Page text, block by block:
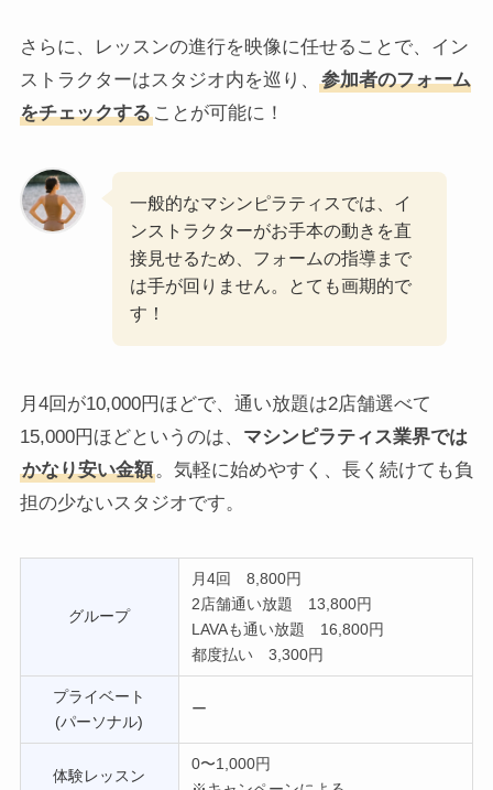
さらに、レッスンの進行を映像に任せることで、イン
ストラクターはスタジオ内を巡り、
参加者のフォーム
をチェックすることが可能に！
一般的なマシンピラティスでは、イ
ンストラクターがお手本の動きを直
接見せるため、フォームの指導まで
は手が回りません。とても画期的で
す！
月4回が10,000円ほどで、通い放題は2店舗選べて
15,000円ほどというのは、 マシンピラティス業界では
かなり安い金額。気軽に始めやすく、長く続けても負
担の少ないスタジオです。
グループ
月4回 8,800円
2店舗通い放題 13,800円
LAVAも通い放題 16,800円
都度払い 3,300円
プライベート
(パーソナル)
ー
体験レッスン
0〜1,000円